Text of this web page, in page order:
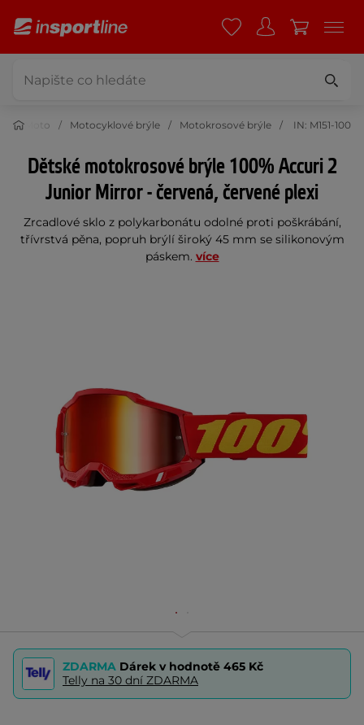
Moto Motocyklové brýle Motokrosové brýle IN: M151-100
Dětské motokrosové brýle 100% Accuri 2
Junior Mirror - červená, červené plexi
Zrcadlové sklo z polykarbonátu odolné proti poškrábání,
třívrstvá pěna, popruh brýlí široký 45 mm se silikonovým
páskem. více
ZDARMA Dárek v hodnotě 465 Kč
Telly na 30 dní ZDARMA